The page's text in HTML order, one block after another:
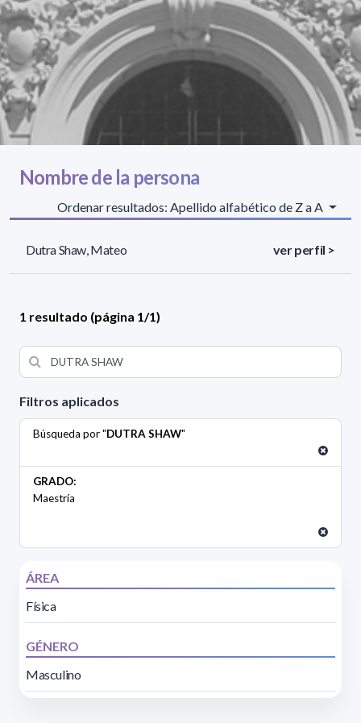
Filtros aplicados
Búsqueda por "DUTRA SHAW"
GRADO:
Maestría
ÁREA
Física
GÉNERO
Masculino
Nombre de la persona
Ordenar resultados: Apellido alfabético de Z a A
Dutra Shaw, Mateo ver perfil >
1 resultado (página 1/1)